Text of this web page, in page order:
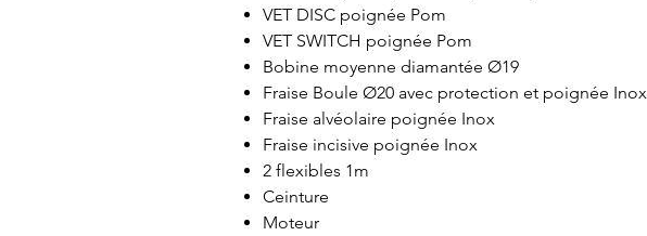
VET DISC poignée Pom
VET SWITCH poignée Pom
Bobine moyenne diamantée Ø19
Fraise Boule Ø20 avec protection et poignée Inox
Fraise alvéolaire poignée Inox
Fraise incisive poignée Inox
2 flexibles 1m
Ceinture
Moteur